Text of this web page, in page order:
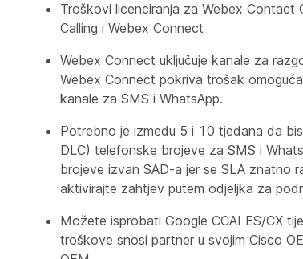
Troškovi licenciranja za Webex Contact
Calling i Webex Connect
Webex Connect uključuje kanale za
Webex Connect pokriva trošak
kanale za SMS i WhatsApp.
Potrebno je između 5 i 10 tjedana da
DLC) telefonske brojeve za SMS i
brojeve izvan SAD-a jer se SLA znatno
aktivirajte zahtjev putem odjeljka za
Možete isprobati Google CCAI ES/CX
troškove snosi partner u svojim Cisco